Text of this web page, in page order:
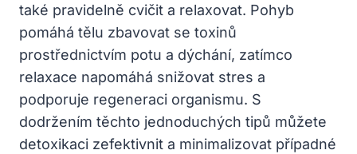
také pravidelně cvičit a relaxovat. Pohyb
pomáhá tělu zbavovat se toxinů
prostřednictvím potu a dýchání, zatímco
relaxace napomáhá snižovat stres a
podporuje regeneraci organismu. S
dodržením těchto jednoduchých tipů můžete
detoxikaci zefektivnit a minimalizovat případné